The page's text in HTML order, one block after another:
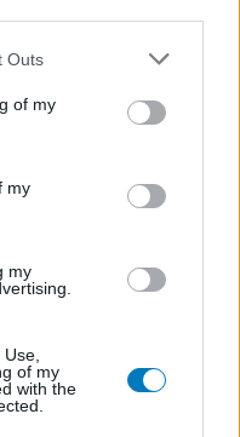
Outs
of my
my
my
of my
with the
dieser Seite sind
unseren Standards (für
zu entsprechen. Wir
um ihre Meinungen
die beschriebenen
dieser Website.
von Person zu Person
sich immer an Ihren Arzt
medizinischen Rat zu